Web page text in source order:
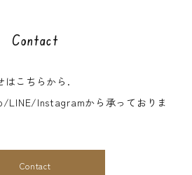
Contact
はこちらから.
LINE/Instagramから承っておりま
Contact